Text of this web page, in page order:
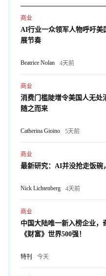
商业
AI行业一众领军人物呼吁美
展节奏
Beatrice Nolan 4天前
商业
消费门槛陡增令美国人无处
随之而来
Catherina Gioino 5天前
商业
最新研究：AI并没抢走饭碗
Nick Lichtenberg 4天前
商业
中国大陆唯一新入榜企业，
《财富》世界500强！
特刊 今天